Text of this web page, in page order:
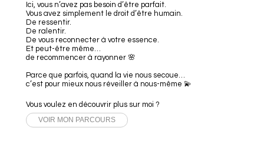
Ici, vous n’avez pas besoin d’être parfait.
Vous avez simplement le droit d’être humain.
De ressentir.
De ralentir.
De vous reconnecter à votre essence.
Et peut-être même…
de recommencer à rayonner 🌸
Parce que parfois, quand la vie nous secoue…
c’est pour mieux nous réveiller à nous-même 💫
Vous voulez en découvrir plus sur moi ?
VOIR MON PARCOURS